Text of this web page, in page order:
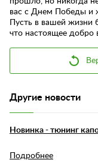
вас с Днем Победы и
Пусть в вашей жизни
что настоящее добро
Другие новости
Новинка - тюнинг
Подробнее